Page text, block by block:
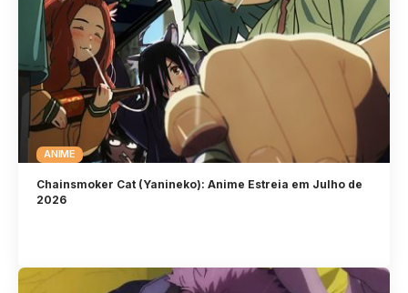
ANIME
Chainsmoker Cat (Yanineko): Anime Estreia em Julho de
2026